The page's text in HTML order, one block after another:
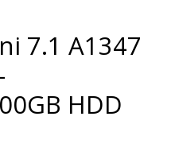
7.1 A1347
HDD